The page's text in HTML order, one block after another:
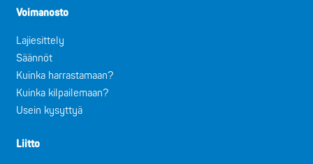
Voimanosto
Lajiesittely
Säännöt
Kuinka harrastamaan?
Kuinka kilpailemaan?
Usein kysyttyä
Liitto